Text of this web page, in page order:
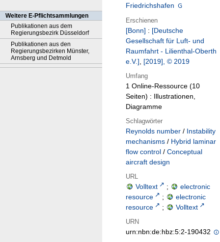
Weitere E-Pflichtsammlungen
Publikationen aus dem
Regierungsbezirk Düsseldorf
Publikationen aus den
Regierungsbezirken Münster,
Arnsberg und Detmold
Friedrichshafen
Erschienen
[Bonn] : [Deutsche
Gesellschaft für Luft- und
Raumfahrt - Lilienthal-Oberth
e.V.], [2019], © 2019
Umfang
1 Online-Ressource (10
Seiten) : Illustrationen,
Diagramme
Schlagwörter
Reynolds number / Instability
mechanisms / Hybrid laminar
flow control / Conceptual
aircraft design
URL
Volltext ;
electronic
resource
;
electronic
resource
; Volltext
URN
urn:nbn:de:hbz:5:2-190432